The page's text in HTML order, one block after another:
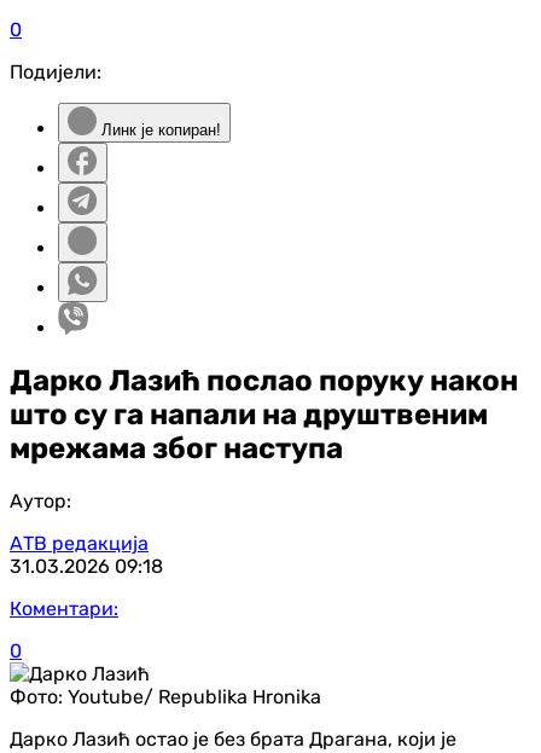
0
Подијели:
Линк је копиран!
Дарко Лазић послао поруку након
што су га напали на друштвеним
мрежама због наступа
Аутор:
АТВ редакција
31.03.2026 09:18
Коментари:
0
Фото: Youtube/ Republika Hronika
Дарко Лазић остао је без брата Драгана, који је